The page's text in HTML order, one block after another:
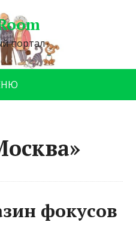
портал
фокусов